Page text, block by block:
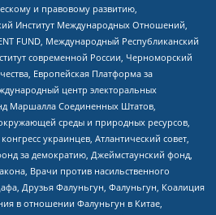
и правовому развитию,
Институт Международных Отношений,
FUND, Международный Республиканский
современной России, Черноморский
Европейская Платформа за
центр электоральных
Маршалла Соединенных Штатов,
среды и природных ресурсов,
украинцев, Атлантический совет,
за демократию, Джеймстаунский фонд,
Врачи против насильственного
Друзья Фалуньгун, Фалуньгун, Коалиция
в отношении Фалуньгун в Китае,